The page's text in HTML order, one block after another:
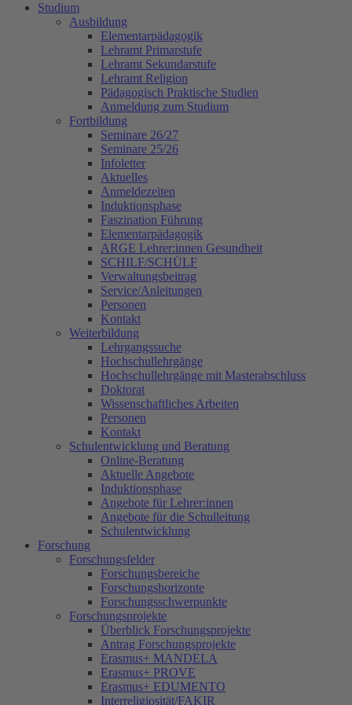
Studium
Ausbildung
Elementarpädagogik
Lehramt Primarstufe
Lehramt Sekundarstufe
Lehramt Religion
Pädagogisch Praktische Studien
Anmeldung zum Studium
Fortbildung
Seminare 26/27
Seminare 25/26
Infoletter
Aktuelles
Anmeldezeiten
Induktionsphase
Faszination Führung
Elementarpädagogik
ARGE Lehrer:innen Gesundheit
SCHILF/SCHÜLF
Verwaltungsbeitrag
Service/Anleitungen
Personen
Kontakt
Weiterbildung
Lehrgangssuche
Hochschullehrgänge
Hochschullehrgänge mit Masterabschluss
Doktorat
Wissenschaftliches Arbeiten
Personen
Kontakt
Schulentwicklung und Beratung
Online-Beratung
Aktuelle Angebote
Induktionsphase
Angebote für Lehrer:innen
Angebote für die Schulleitung
Schulentwicklung
Forschung
Forschungsfelder
Forschungsbereiche
Forschungshorizonte
Forschungsschwerpunkte
Forschungsprojekte
Überblick Forschungsprojekte
Antrag Forschungsprojekte
Erasmus+ MANDELA
Erasmus+ PROVE
Erasmus+ EDUMENTO
Interreligiosität/FAKIR